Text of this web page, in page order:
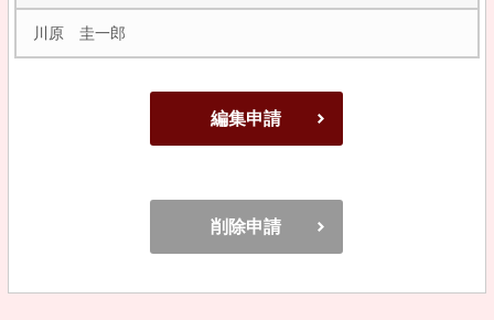
川原 圭一郎
編集申請
削除申請